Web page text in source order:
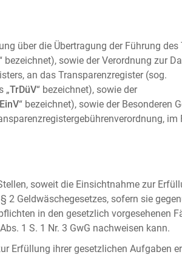
über die Übertragung der Führung
bezeichnet), sowie der Verordnung zur
an das Transparenzregister (sog.
„TrDüV“ bezeichnet), sowie der
“ bezeichnet), sowie der Besonderen
im
soweit die Einsichtnahme zur
Geldwäschegesetzes, sofern sie
in den gesetzlich vorgesehenen
1 S. 1 Nr. 3 GwG nachweisen kann.
Erfüllung ihrer gesetzlichen Aufgaben